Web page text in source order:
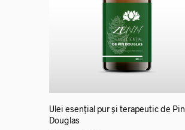
Ulei esențial pur și terapeutic de Pin
Douglas